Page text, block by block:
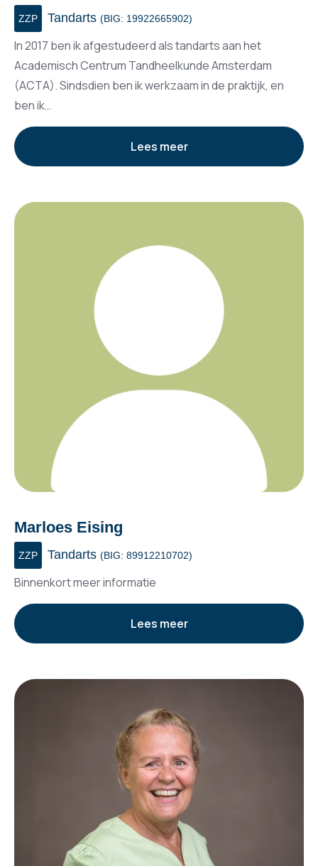
ZZP Tandarts (BIG: 19922665902)
In 2017 ben ik afgestudeerd als tandarts aan het
Academisch Centrum Tandheelkunde Amsterdam
(ACTA). Sindsdien ben ik werkzaam in de praktijk, en
ben ik…
Lees meer
Marloes Eising
ZZP Tandarts (BIG: 89912210702)
Binnenkort meer informatie
Lees meer